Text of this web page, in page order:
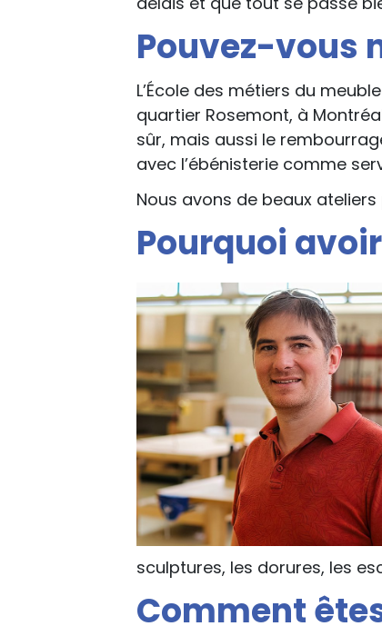
Pouvez-vous
L’École des métiers du
quartier Rosemont, à
sûr, mais aussi le
avec l’ébénisterie comme
Nous avons de beaux
Pourquoi
sculptures, les dorures, les
Comment